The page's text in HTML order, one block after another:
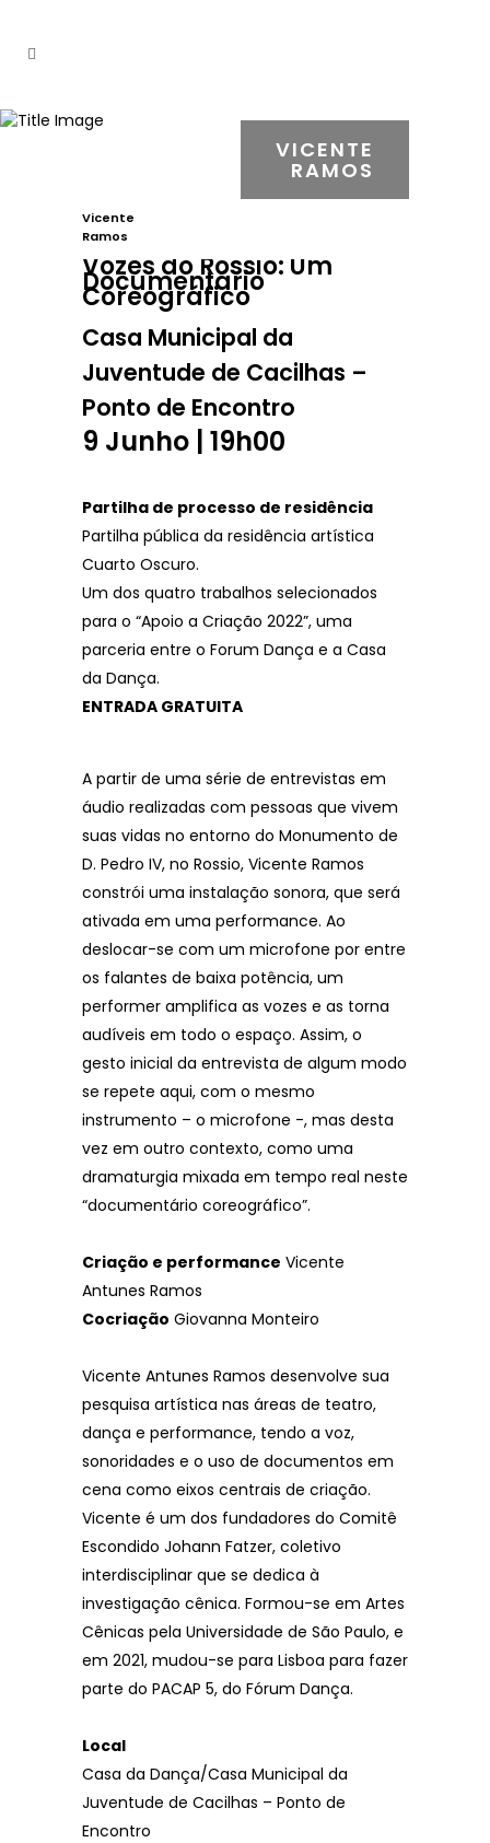
VICENTE
RAMOS
Vicente
Ramos
Vozes do Rossio: Um
Documentário
Coreográfico
Casa Municipal da
Juventude de Cacilhas –
Ponto de Encontro
9 Junho | 19h00
Partilha de processo de residência
Partilha pública da residência artística
Cuarto Oscuro.
Um dos quatro trabalhos selecionados
para o “Apoio a Criação 2022”, uma
parceria entre o Forum Dança e a Casa
da Dança.
ENTRADA GRATUITA
A partir de uma série de entrevistas em
áudio realizadas com pessoas que vivem
suas vidas no entorno do Monumento de
D. Pedro IV, no Rossio, Vicente Ramos
constrói uma instalação sonora, que será
ativada em uma performance. Ao
deslocar-se com um microfone por entre
os falantes de baixa potência, um
performer amplifica as vozes e as torna
audíveis em todo o espaço. Assim, o
gesto inicial da entrevista de algum modo
se repete aqui, com o mesmo
instrumento – o microfone -, mas desta
vez em outro contexto, como uma
dramaturgia mixada em tempo real neste
“documentário coreográfico”.
Criação e performance Vicente
Antunes Ramos
Cocriação Giovanna Monteiro
Vicente Antunes Ramos desenvolve sua
pesquisa artística nas áreas de teatro,
dança e performance, tendo a voz,
sonoridades e o uso de documentos em
cena como eixos centrais de criação.
Vicente é um dos fundadores do Comitê
Escondido Johann Fatzer, coletivo
interdisciplinar que se dedica à
investigação cênica. Formou-se em Artes
Cênicas pela Universidade de São Paulo, e
em 2021, mudou-se para Lisboa para fazer
parte do PACAP 5, do Fórum Dança.
Local
Casa da Dança/Casa Municipal da
Juventude de Cacilhas – Ponto de
Encontro